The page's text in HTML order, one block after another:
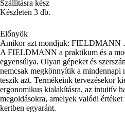
Szállításra kész
Készleten 3 db.
Előnyök
Amikor azt mondjuk:
A FIELDMANN a praktikum és a
egyensúlya. Olyan gépeket és
nemcsak megkönnyítik a mindennapi
teszik azt. Termékeink tervezésekor
ergonomikus kialakításra, az intuitív
megoldásokra, amelyek valódi értéket
kertben egyaránt.